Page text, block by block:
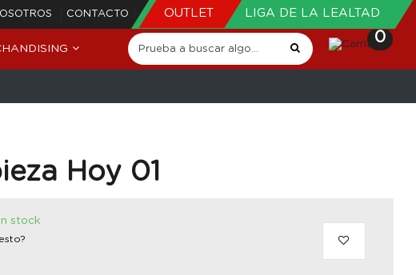
CONTACTO OUTLET LIGA DE LA LEALTAD
0
Hoy 01
stock